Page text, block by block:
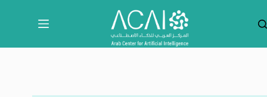
المحتوى